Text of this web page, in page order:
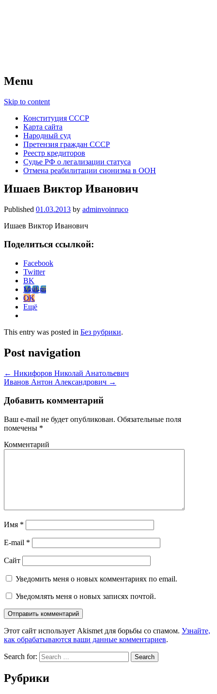
Menu
Skip to content
Конституция СССР
Карта сайта
Народный суд
Претензия граждан СССР
Реестр кредиторов
Судье РФ о легализации статуса
Отмена реабилитации сионизма в ООН
Ишаев Виктор Иванович
Published 01.03.2013 by adminvoinruco
Ишаев Виктор Иванович
Поделиться ссылкой:
Facebook
Twitter
BK
Mail-ru
OK
Ещё
This entry was posted in Без рубрики.
Post navigation
← Никифоров Николай Анатольевич
Иванов Антон Александрович →
Добавить комментарий
Ваш e-mail не будет опубликован. Обязательные поля
помечены *
Комментарий
Имя *
E-mail *
Сайт
Уведомить меня о новых комментариях по email.
Уведомлять меня о новых записях почтой.
Этот сайт использует Akismet для борьбы со спамом. Узнайте,
как обрабатываются ваши данные комментариев.
Search for:
Рубрики